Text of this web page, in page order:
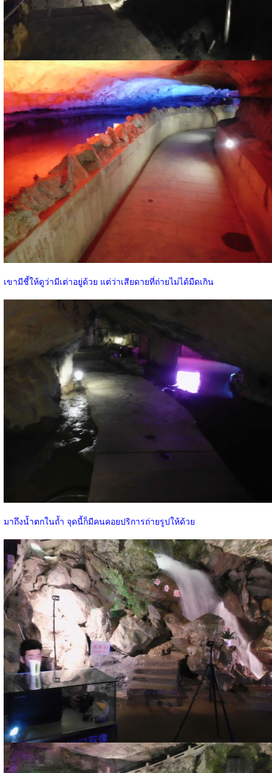
เขามีชี้ให้ดูว่ามีเต่าอยู่ด้วย แต่ว่าเสียดายที่ถ่ายไม่ได้มืดเกิน
มาถึงน้ำตกในถ้ำ จุดนี้ก็มีคนคอยปริการถ่ายรูปให้ด้วย